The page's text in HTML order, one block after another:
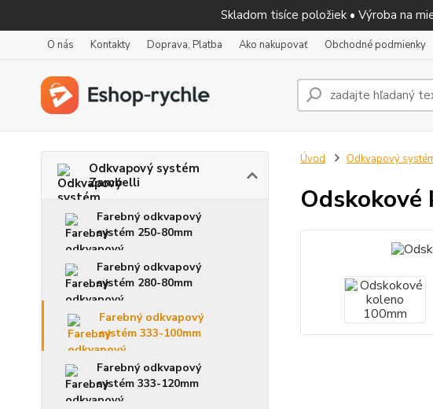
Skladom tisíce položiek • Výroba na
O nás Kontakty Doprava, Platba Ako nakupovať Obchodné podmienky
Odkvapový systém
Zambelli
Farebný odkvapový
systém 250-80mm
Farebný odkvapový
systém 280-80mm
Farebný odkvapový
systém 333-100mm
Farebný odkvapový
systém 333-120mm
Úvod Odkvapový
Odskokové